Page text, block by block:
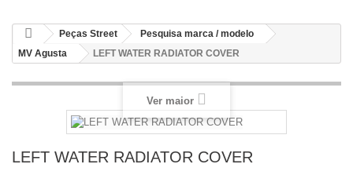
Peças Street
Pesquisa marca / modelo
MV Agusta
LEFT WATER RADIATOR COVER
Ver maior
LEFT WATER RADIATOR COVER